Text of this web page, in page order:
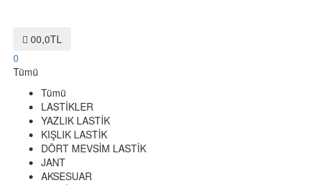
00,0TL
0
Tümü
Tümü
LASTİKLER
YAZLIK LASTİK
KIŞLIK LASTİK
DÖRT MEVSİM LASTİK
JANT
AKSESUAR